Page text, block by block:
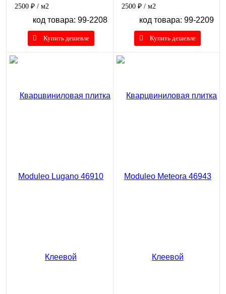
2500 ₽ / м2
код товара: 99-2208
Купить дешевле
2500 ₽ / м2
код товара: 99-2209
Купить дешевле